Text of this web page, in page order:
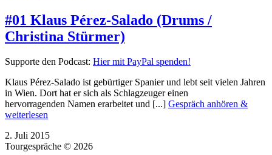
#01 Klaus Pérez-Salado (Drums /
Christina Stürmer)
Supporte den Podcast: Hier mit PayPal spenden!
Klaus Pérez-Salado ist gebürtiger Spanier und lebt seit vielen Jahren
in Wien. Dort hat er sich als Schlagzeuger einen
hervorragenden Namen erarbeitet und [...] Gespräch anhören &
weiterlesen
2. Juli 2015
Tourgespräche © 2026